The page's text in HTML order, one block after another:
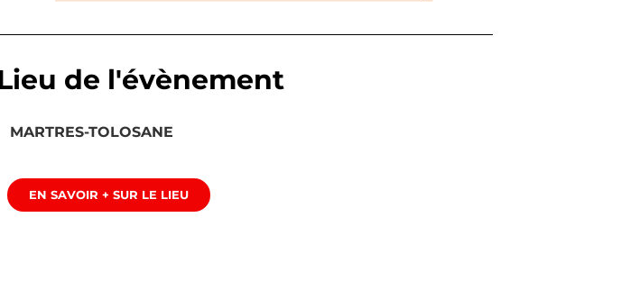
de l'évènement
MARTRES-TOLOSANE
EN SAVOIR + SUR LE LIEU